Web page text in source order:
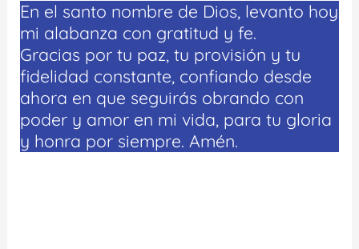
En el santo nombre de Dios, levanto hoy
mi alabanza con gratitud y fe.
Gracias por tu paz, tu provisión y tu
fidelidad constante, confiando desde
ahora en que seguirás obrando con
poder y amor en mi vida, para tu gloria
y honra por siempre. Amén.